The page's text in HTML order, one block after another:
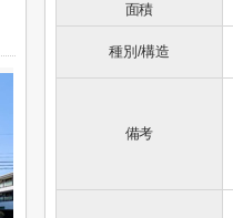
面積
種別/構造
備考